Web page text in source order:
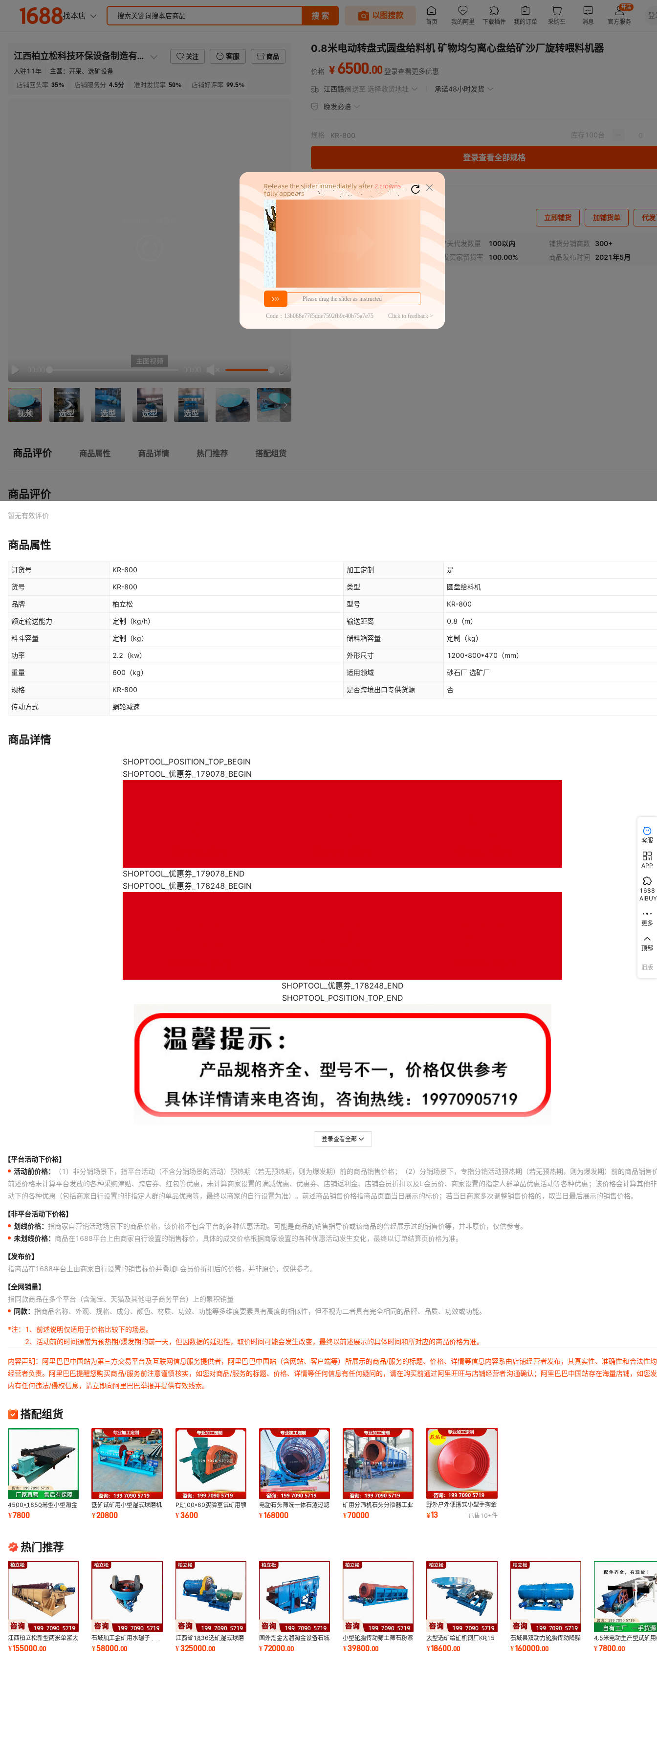
江西柏立松科技环保设备制造有限公司 关注 客服
商品
入驻11年 主营： 开采、选矿设备
店铺回头率 35% 店铺服务分 4.5分 准时发货率 50% 店铺好评率 99.5%
Play
主图视频
视频 选型 选型 选型 选型
0.8米电动转盘式圆盘给料机 矿物均匀离心盘给矿沙厂旋转喂料机器
价格 ¥ 6500.00 登录查看更多优惠
江西赣州 送至 选择收货地址 承诺48小时发货
晚发必赔
规格 KR-800 库存100台
登录查看全部规格
分销代发
立即铺货 加铺货单 代
近7天代发数量 100以内 铺货分销商数
300+
代发买家留货率 100.00% 商品发布时间 2021年5月
商品评价 商品属性 商品详情 热门推荐 搭配组货
商品评价
暂无有效评价
商品属性
订货号 KR-800 加工定制 是
货号 KR-800 类型 圆盘给料机
品牌 柏立松 型号 KR-800
额定输送能力 定制 （kg/h） 输送距离 0.8 （m）
料斗容量 定制 （kg） 储料箱容量 定制 （kg）
功率 2.2 （kw） 外形尺寸 1200*800*470 （mm）
重量 600 （kg） 适用领域 砂石厂 选矿厂
规格 KR-800 是否跨境出口专供货源 否
传动方式 蜗轮减速
商品详情
登录查看全部
【平台活动下价格】
活动前价格：
（1）非分销场景下，指平台活动（不含分销场景的活动）预热期（若无预热期，则为爆发期）前的商品销售价格；（2）分销场景下，专指分销活动预热期（若无预热期，则为爆发期）前的商品销售
前述价格未计算平台发放的各种采购津贴、跨店券、红包等优惠，未计算商家设置的满减优惠、优惠券、店铺返利金、店铺会员折扣以及L会员价、商家设置的指定人群单品优惠活动等各种优惠；该价格会计算其他
动下的各种优惠（包括商家自行设置的非指定人群的单品优惠等，最终以商家的自行设置为准）。前述商品销售价格指商品页面当日展示的标价；若当日商家多次调整销售价格的，取当日最后展示的销售价格。
【非平台活动下价格】
划线价格： 指商家自营销活动场景下的商品价格，该价格不包含平台的各种优惠活动。可能是商品的销售指导价或该商品的曾经展示过的销售价等，并非原价，仅供参考。
未划线价格： 商品在1688平台上由商家自行设置的销售标价，具体的成交价格根据商家设置的各种优惠活动发生变化，最终以订单结算页价格为准。
【发布价】
指商品在1688平台上由商家自行设置的销售标价并叠加L会员价折扣后的价格，并非原价，仅供参考。
【全网销量】
指同款商品在多个平台（含淘宝、天猫及其他电子商务平台）上的累积销量
同款： 指商品名称、外观、规格、成分、颜色、材质、功效、功能等多维度要素具有高度的相似性，但不视为二者具有完全相同的品牌、品质、功效或功能。
*注：
1、前述说明仅适用于价格比较下的场景。
2、活动前的时间通常为预热期/爆发期的前一天，但因数据的延迟性，取价时间可能会发生改变，最终以前述展示的具体时间和所对应的商品价格为准。
内容声明：阿里巴巴中国站为第三方交易平台及互联网信息服务提供者，阿里巴巴中国站（含网站、客户端等）所展示的商品/服务的标题、价格、详情等信息内容系由店铺经营者发布，其真实性、准确性和合法性
经营者负责。阿里巴巴提醒您购买商品/服务前注意谨慎核实，如您对商品/服务的标题、价格、详情等任何信息有任何疑问的，请在购买前通过阿里旺旺与店铺经营者沟通确认；阿里巴巴中国站存在海量店铺，如您
内有任何违法/侵权信息，请立即向阿里巴巴举报并提供有效线索。
搭配组货
4500*1850米型小型淘金
机电动矿山重选机6-S大槽
钢摇床洗沙金工具
¥7800
铁矿试矿用小型湿式球磨机
圆筒滚动式研磨设备200目
滚筒磨粉机械
¥20800
PE100*60实验室试矿用颚
式破碎机小型煤炭化验设备
密封制样粉矿机
¥3600
电动石头筛洗一体石渣过滤
机圆筒滚动式清洗机滚筒式
洗石机选矿机
¥168000
矿用分筛机石头分捡器工业
六角筛无轴六边形电动分捡
筛滚动筛石机
¥70000
野外户外便携式小型手掏金
设备淘金盘洗沙金工具黄金
筛选器洗金斗
¥13 已售 10+件
热门推荐
江西柏立松新型两米单浆大
螺旋分级机全自动矿石粒度
分选设备货期
¥155000.00
石城加工金矿用水碾子
1200型碾金机 开采水力选
矿设备湿碾机设备
¥58000.00
江西省1836选矿湿式球磨
机矿山采矿机械设备锂辉石
磨粉机生产厂家
¥325000.00
国外淘金大溜淘金设备石城
沙金洗选设备振动筛洗金子
选金设备
¥72000.00
小型轮胎传动筛土筛石粉滚
筒筛圆桶过滤筛沙石子分离
机滚动筛渣机
¥39800.00
大型选矿给矿机钢厂KR15
型伞形齿轮圆盘给料机矿石
煤炭连续喂料机
¥18600.00
石城县双动力轮胎传动降噪
型1850滚筒洗矿机洗石洗
砂脱泥筛洗设备
¥160000.00
4.5米电动生产型试矿
选矿摇床 金粉洗矿矿物
选机金子淘金器
¥7800.00
客服
APP
1688
AIBUY
更多
顶部
旧版